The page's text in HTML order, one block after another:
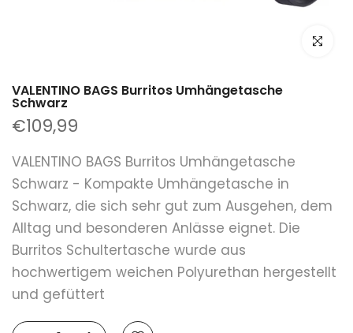
klicken
VALENTINO BAGS Burritos Umhängetasche
Schwarz
€109,99
VALENTINO BAGS Burritos Umhängetasche
Schwarz - Kompakte Umhängetasche in
Schwarz, die sich sehr gut zum Ausgehen, dem
Alltag und besonderen Anlässe eignet. Die
Burritos Schultertasche wurde aus
hochwertigem weichen Polyurethan hergestellt
und gefüttert